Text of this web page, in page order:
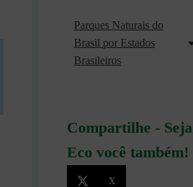
Parques Naturais do
Brasil por Estados
Brasileiros
Compartilhe - Seja
Eco você também!
X